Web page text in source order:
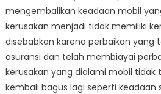
mengembalikan keadaan mobil
kerusakan menjadi tidak memiliki
disebabkan karena perbaikan yang
asuransi dan telah membiayai
kerusakan yang dialami mobil tidak
kembali bagus lagi seperti keadaan